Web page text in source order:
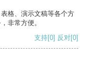
格、演示文稿等各个方
非常方便。
支持[0] 反对[0]